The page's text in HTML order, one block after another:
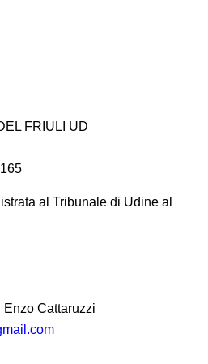
FRIULI UD
al Tribunale di Udine al
Cattaruzzi